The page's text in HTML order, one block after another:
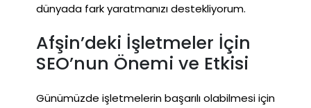
dünyada fark yaratmanızı destekliyorum.
Afşin’deki İşletmeler İçin
SEO’nun Önemi ve Etkisi
Günümüzde işletmelerin başarılı olabilmesi için